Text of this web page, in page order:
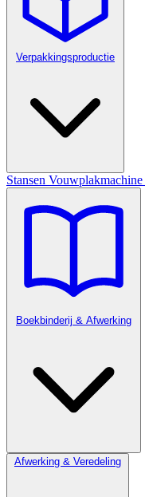
Verpakkingsproductie
Stansen Vouwplakmachine
Boekbinderij & Afwerking
Afwerking & Veredeling